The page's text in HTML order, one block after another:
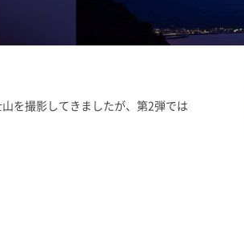
を撮影してきましたが、第2弾では